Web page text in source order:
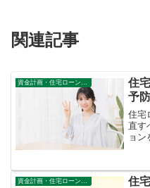
関連記事
資金計画・住宅ローン審査
住
予
住宅
直す
ョン
す。
住